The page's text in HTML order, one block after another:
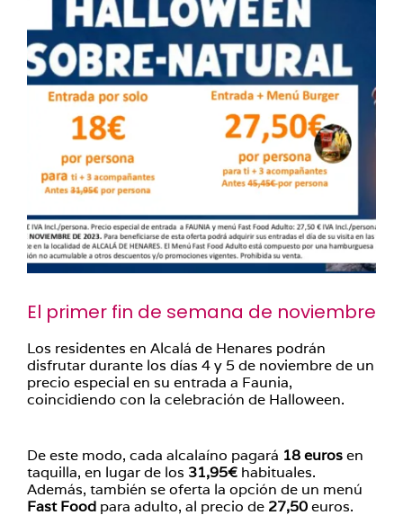
El primer fin de semana de noviembre
Los residentes en Alcalá de Henares podrán
disfrutar durante los días 4 y 5 de noviembre de un
precio especial en su entrada a Faunia,
coincidiendo con la celebración de Halloween.
De este modo, cada alcalaíno pagará 18 eurosen
taquilla, en lugar de los 31,95€ habituales.
Además, también se oferta la opción de un menú
Fast Food para adulto, al precio de 27,50euros.